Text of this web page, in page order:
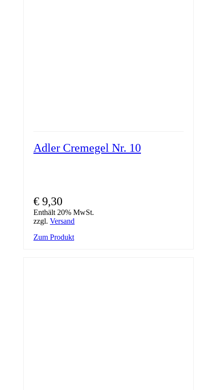
Adler Cremegel Nr. 10
€ 9,30
Enthält 20% MwSt.
zzgl. Versand
Zum Produkt